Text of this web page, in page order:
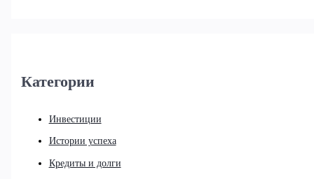
Категории
Инвестиции
Истории успеха
Кредиты и долги